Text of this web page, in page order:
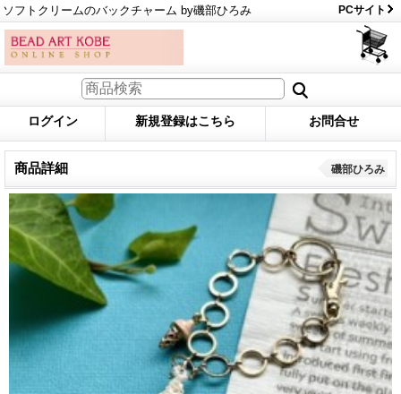
ソフトクリームのバックチャーム by磯部ひろみ PCサイト
ログイン 新規登録はこちら お問合せ
商品詳細 磯部ひろみ